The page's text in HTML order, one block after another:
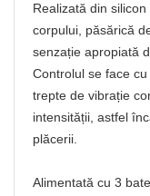
Realizată din
corpului, păsărică
senzație apropiată
Controlul se face
trepte de vibrație
intensității, astfel
plăcerii.
Alimentată cu 3